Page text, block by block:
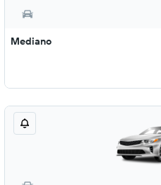
Mediano